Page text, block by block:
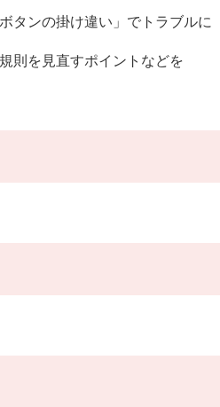
タンの掛け違い」でトラブルに
則を見直すポイントなどを